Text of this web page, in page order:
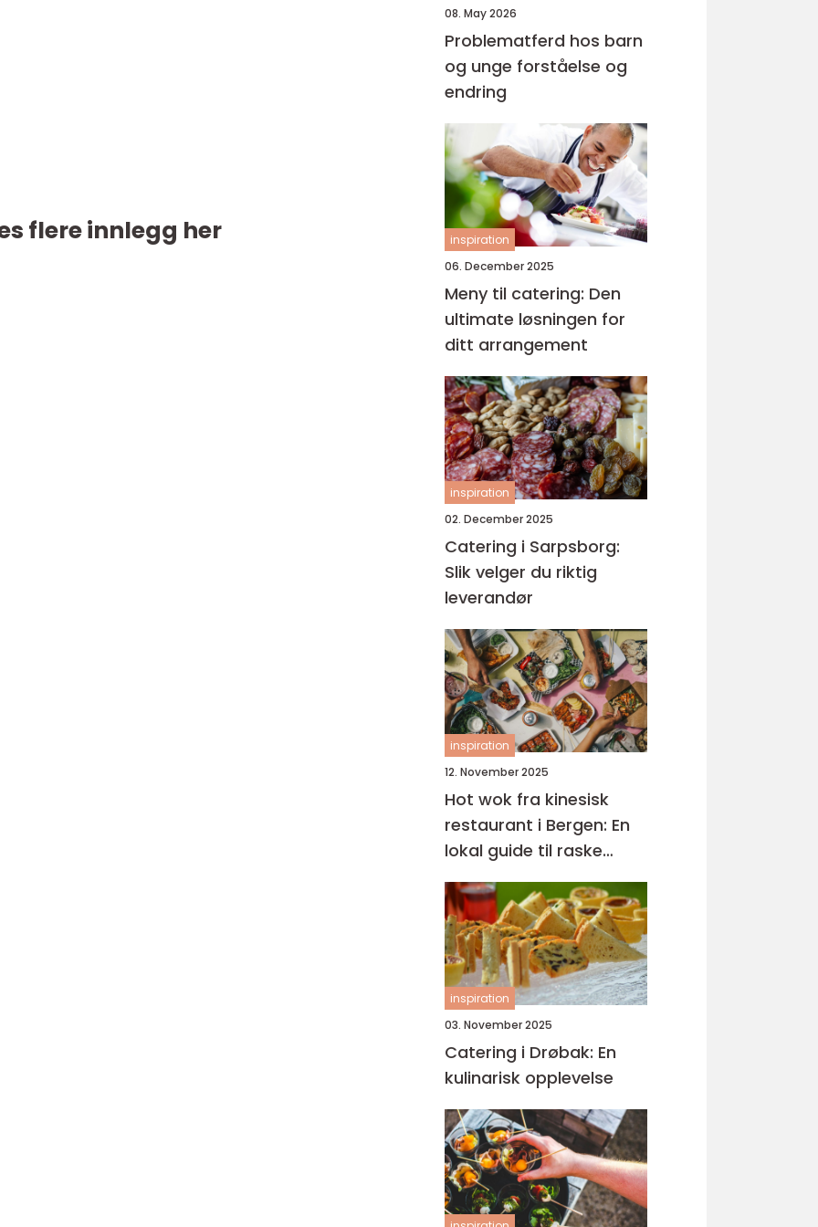
flere innlegg her
08. May 2026
Problematferd hos barn
og unge forståelse og
endring
inspiration
06. December 2025
Meny til catering: Den
ultimate løsningen for
ditt arrangement
inspiration
02. December 2025
Catering i Sarpsborg:
Slik velger du riktig
leverandør
inspiration
12. November 2025
Hot wok fra kinesisk
restaurant i Bergen: En
lokal guide til raske
smaker på Sartor
inspiration
03. November 2025
Catering i Drøbak: En
kulinarisk opplevelse